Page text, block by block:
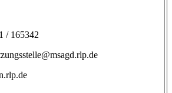
/ 165342